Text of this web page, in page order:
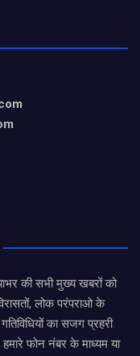
की सभी मुख्य खबरों को
लोक परंपराओ के
का सजग प्रहरी
फोन नंबर के माध्यम या